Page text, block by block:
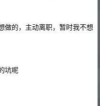
做的，主动离职，暂时我不想
坑呢